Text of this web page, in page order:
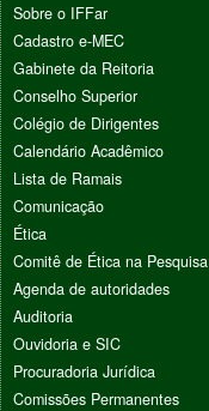
Sobre o IFFar
Cadastro e-MEC
Gabinete da Reitoria
Conselho Superior
Colégio de Dirigentes
Calendário Acadêmico
Lista de Ramais
Comunicação
Ética
Comitê de Ética na Pesquisa
Agenda de autoridades
Auditoria
Ouvidoria e SIC
Procuradoria Jurídica
Comissões Permanentes